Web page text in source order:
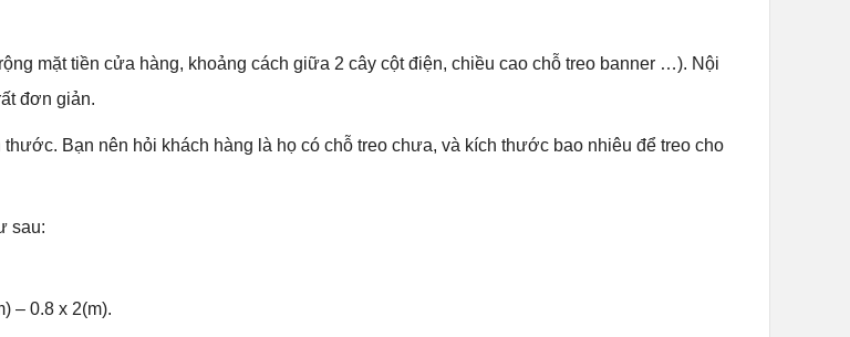
mặt tiền cửa hàng, khoảng cách giữa 2 cây cột điện, chiều cao chỗ treo banner …). Nội
đơn giản.
Bạn nên hỏi khách hàng là họ có chỗ treo chưa, và kích thước bao nhiêu để treo cho
sau:
– 0.8 x 2(m).